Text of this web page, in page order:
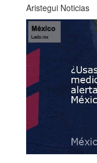
Aristegui Noticias